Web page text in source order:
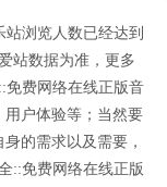
浏览人数已经达到
站数据为准，更多
免费网络在线正版音
用户体验等；当然要
的需求以及需要，
::免费网络在线正版